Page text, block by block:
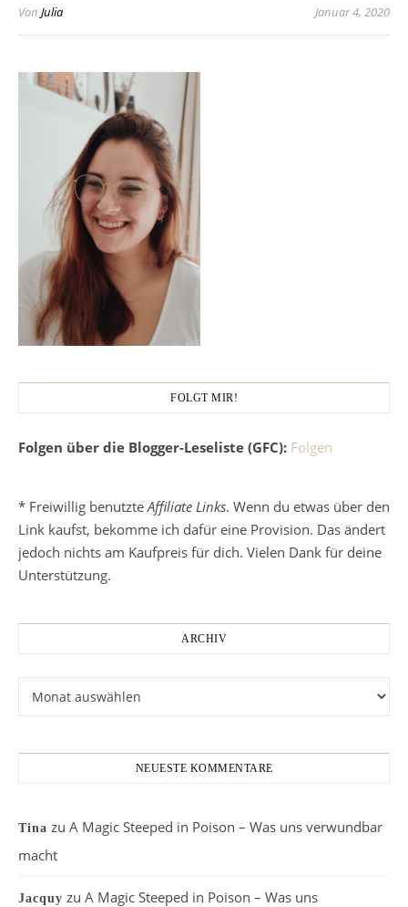
Von Julia Januar 4, 2020
FOLGT MIR!
Folgen über die Blogger-Leseliste (GFC): Folgen
* Freiwillig benutzte Affiliate Links. Wenn du etwas über den
Link kaufst, bekomme ich dafür eine Provision. Das ändert
jedoch nichts am Kaufpreis für dich. Vielen Dank für deine
Unterstützung.
ARCHIV
NEUESTE KOMMENTARE
Tina zu A Magic Steeped in Poison – Was uns verwundbar
macht
Jacquy zu A Magic Steeped in Poison – Was uns